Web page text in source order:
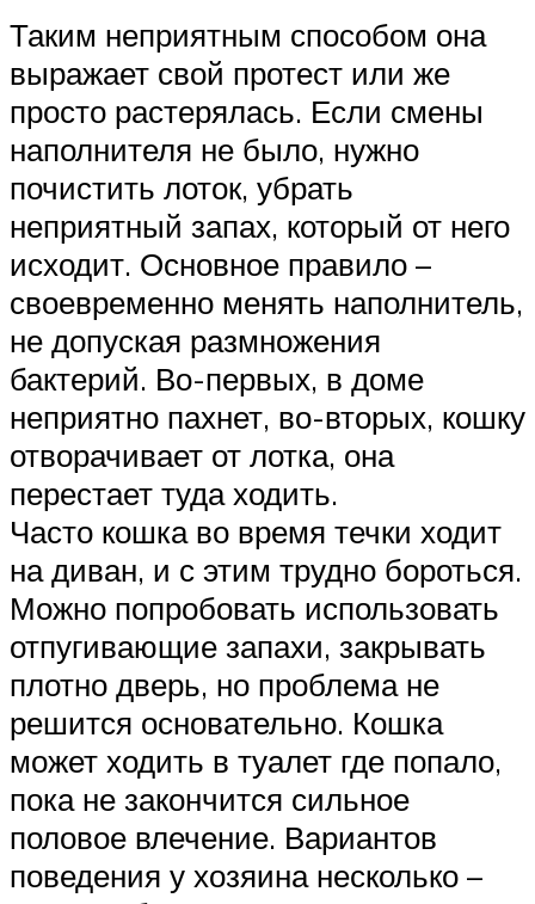
Таким неприятным способом она
выражает свой протест или же
просто растерялась. Если смены
наполнителя не было, нужно
почистить лоток, убрать
неприятный запах, который от него
исходит. Основное правило –
своевременно менять наполнитель,
не допуская размножения
бактерий. Во-первых, в доме
неприятно пахнет, во-вторых, кошку
отворачивает от лотка, она
перестает туда ходить.
Часто кошка во время течки ходит
на диван, и с этим трудно бороться.
Можно попробовать использовать
отпугивающие запахи, закрывать
плотно дверь, но проблема не
решится основательно. Кошка
может ходить в туалет где попало,
пока не закончится сильное
половое влечение. Вариантов
поведения у хозяина несколько –